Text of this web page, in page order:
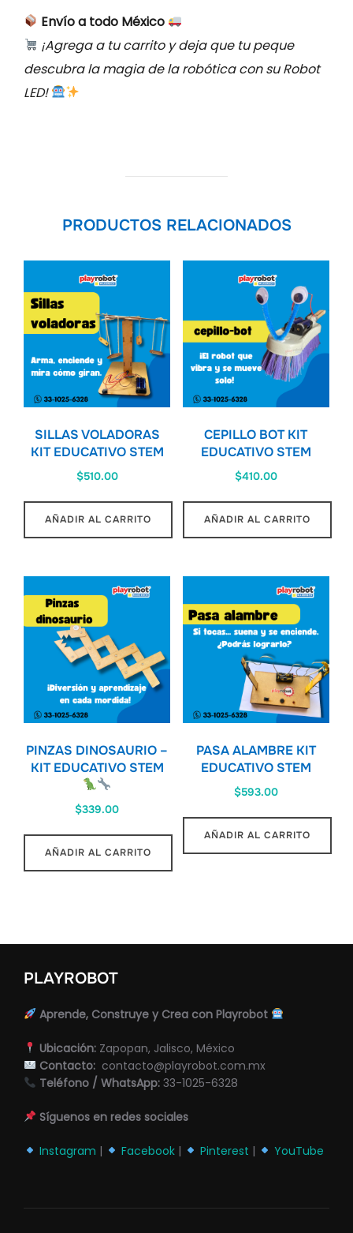
Envío a todo México
¡Agrega a tu carrito y deja que tu peque
descubra la magia de la robótica con su Robot
LED!
PRODUCTOS RELACIONADOS
SILLAS VOLADORAS
KIT EDUCATIVO STEM
$510.00
AÑADIR AL CARRITO
CEPILLO BOT KIT
EDUCATIVO STEM
$410.00
AÑADIR AL CARRITO
PINZAS DINOSAURIO –
KIT EDUCATIVO STEM
$339.00
AÑADIR AL CARRITO
PASA ALAMBRE KIT
EDUCATIVO STEM
$593.00
AÑADIR AL CARRITO
PLAYROBOT
Aprende, Construye y Crea con Playrobot
Ubicación:Zapopan, Jalisco, México
Contacto:contacto@playrobot.com.mx
Teléfono / WhatsApp:33-1025-6328
Síguenos en redes sociales
Instagram | Facebook| Pinterest | YouTube